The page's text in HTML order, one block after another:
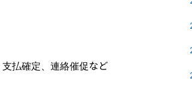
払確定、連絡催促など